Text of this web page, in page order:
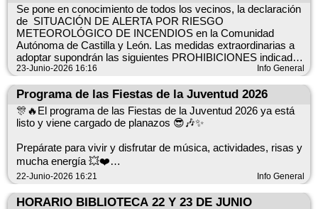
O en el teléfono 012 de la Junta de Castilla y León.
Se pone en conocimiento de todos los vecinos, la declaración
de SITUACIÓN DE ALERTA POR RIESGO
METEOROLÓGICO DE INCENDIOS en la Comunidad
Autónoma de Castilla y León. Las medidas extraordinarias a
adoptar supondrán las siguientes PROHIBICIONES indicadas
en el documento adjunto.
23-Junio-2026 16:16 Info General
Programa de las Fiestas de la Juventud 2026
🎊🔥El programa de las Fiestas de la Juventud 2026 ya está
listo y viene cargado de planazos 😎🎶✨
Prepárate para vivir y disfrutar de música, actividades, risas y
mucha energía 💥❤️
¡Que empiece la cuenta atrás! ⏳🔥
22-Junio-2026 16:21 Info General
HORARIO BIBLIOTECA 22 Y 23 DE JUNIO